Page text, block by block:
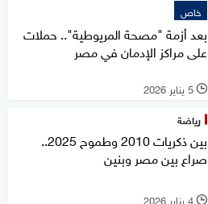
خاص
بعد أزمة "مصحة المريوطية".. حملات
على مراكز الإدمان في مصر
l 5 يناير 2026
رياضة
بين ذكريات 2010 وطموح 2025..
صراع بين مصر وبنين
l 4 يناير 2026